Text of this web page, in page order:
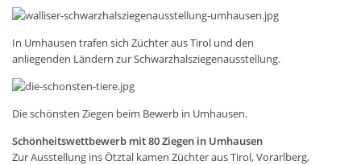
In Umhausen trafen sich Züchter aus Tirol und den
anliegenden Ländern zur Schwarzhalsziegenausstellung.
Die schönsten Ziegen beim Bewerb in Umhausen.
Schönheitswettbewerb mit 80 Ziegen in Umhausen
Zur Ausstellung ins Ötztal kamen Züchter aus Tirol, Vorarlberg,